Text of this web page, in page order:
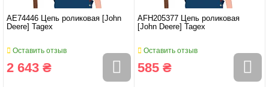
AE74446 Цепь роликовая [John
Deere] Tagex
Оставить отзыв
2 643 ₴
AFH205377 Цепь роликовая
[John Deere] Tagex
Оставить отзыв
585 ₴